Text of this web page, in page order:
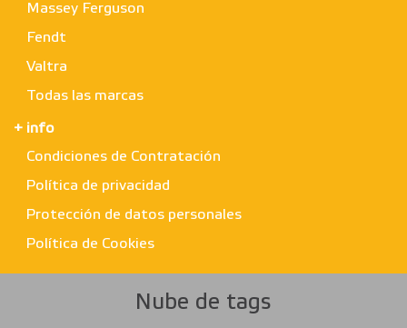
Massey Ferguson
Fendt
Valtra
Todas las marcas
+ info
Condiciones de Contratación
Política de privacidad
Protección de datos personales
Política de Cookies
Nube de tags